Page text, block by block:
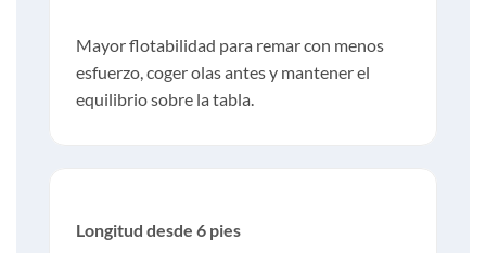
Mayor flotabilidad para remar con menos
esfuerzo, coger olas antes y mantener el
equilibrio sobre la tabla.
Longitud desde 6 pies